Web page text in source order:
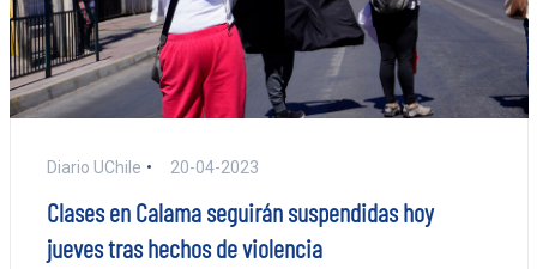
Diario UChile 20-04-2023
Clases en Calama seguirán suspendidas hoy
jueves tras hechos de violencia